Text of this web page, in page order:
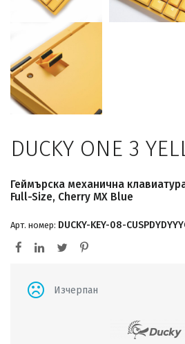
DUCKY ONE 3
Геймърскa механична
Full-Size, Cherry MX Blue
Арт. номер: DUCKY-KEY-08-
Изчерпан